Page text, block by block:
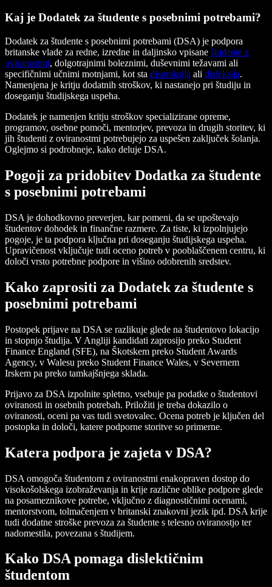
Kaj je Dodatek za študente s posebnimi potrebami?
Dodatek za študente s posebnimi potrebami (DSA) je podpora
britanske vlade za redne, izredne in daljinsko vpisane študente z
oviranostmi, dolgotrajnimi boleznimi, duševnimi težavami ali
specifičnimi učnimi motnjami, kot sta dispraksija ali disleksija.
Namenjena je kritju dodatnih stroškov, ki nastanejo pri študiju in
doseganju študijskega uspeha.
Dodatek je namenjen kritju stroškov specializirane opreme,
programov, osebne pomoči, mentorjev, prevoza in drugih storitev, ki
jih študenti z oviranostmi potrebujejo za uspešen zaključek šolanja.
Oglejmo si podrobneje, kako deluje DSA.
Pogoji za pridobitev Dodatka za študente
s posebnimi potrebami
DSA je dohodkovno preverjen, kar pomeni, da se upoštevajo
študentov dohodek in finančne razmere. Za tiste, ki izpolnjujejo
pogoje, je ta podpora ključna pri doseganju študijskega uspeha.
Upravičenost vključuje tudi oceno potreb v pooblaščenem centru, ki
določi vrsto potrebne podpore in višino odobrenih sredstev.
Kako zaprositi za Dodatek za študente s
posebnimi potrebami
Postopek prijave na DSA se razlikuje glede na študentovo lokacijo
in stopnjo študija. V Angliji kandidati zaprosijo preko Student
Finance England (SFE), na Škotskem preko Student Awards
Agency, v Walesu preko Student Finance Wales, v Severnem
Irskem pa preko tamkajšnjega sklada.
Prijavo za DSA izpolnite spletno, vsebuje pa podatke o študentovi
oviranosti in osebnih potrebah. Priložiti je treba dokazilo o
oviranosti, oceni pa vas tudi svetovalec. Ocena potreb je ključen del
postopka in določi, katere podporne storitve so primerne.
Katera podpora je zajeta v DSA?
DSA omogoča študentom z oviranostmi enakopraven dostop do
visokošolskega izobraževanja in krije različne oblike podpore glede
na posameznikove potrebe, vključno z diagnostičnimi ocenami,
mentorstvom, tolmačenjem v britanski znakovni jezik ipd. DSA krije
tudi dodatne stroške prevoza za študente s telesno oviranostjo ter
nadomestila, povezana s študijem.
Kako DSA pomaga dislektičnim
študentom